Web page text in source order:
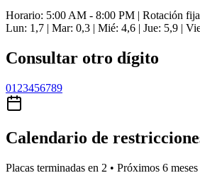
Horario: 5:00 AM - 8:00 PM | Rotación
Lun: 1,7 | Mar: 0,3 | Mié: 4,6 | Jue: 5,9 |
Consultar otro dígito
01 23456789
Calendario de
Placas terminadas en 2 • Próximos 6 meses